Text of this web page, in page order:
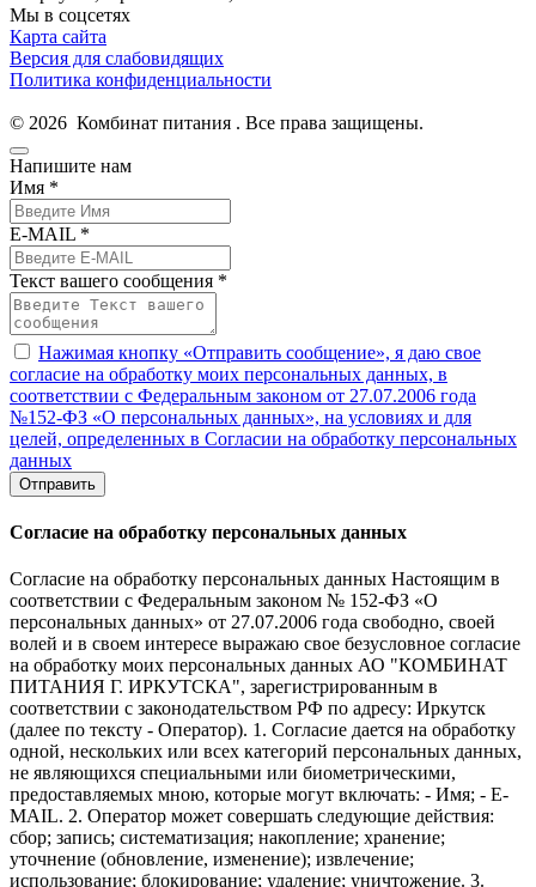
Мы в соцсетях
Карта сайта
Версия для слабовидящих
Политика конфиденциальности
© 2026 Комбинат питания . Все права защищены.
Напишите нам
Имя *
E-MAIL *
Текст вашего сообщения *
Нажимая кнопку «Отправить сообщение», я даю свое
согласие на обработку моих персональных данных, в
соответствии с Федеральным законом от 27.07.2006 года
№152-ФЗ «О персональных данных», на условиях и для
целей, определенных в Согласии на обработку персональных
данных
Отправить
Согласие на обработку персональных данных
Согласие на обработку персональных данных Настоящим в
соответствии с Федеральным законом № 152-ФЗ «О
персональных данных» от 27.07.2006 года свободно, своей
волей и в своем интересе выражаю свое безусловное согласие
на обработку моих персональных данных АО "КОМБИНАТ
ПИТАНИЯ Г. ИРКУТСКА", зарегистрированным в
соответствии с законодательством РФ по адресу: Иркутск
(далее по тексту - Оператор). 1. Согласие дается на обработку
одной, нескольких или всех категорий персональных данных,
не являющихся специальными или биометрическими,
предоставляемых мною, которые могут включать: - Имя; - E-
MAIL. 2. Оператор может совершать следующие действия:
сбор; запись; систематизация; накопление; хранение;
уточнение (обновление, изменение); извлечение;
использование; блокирование; удаление; уничтожение. 3.